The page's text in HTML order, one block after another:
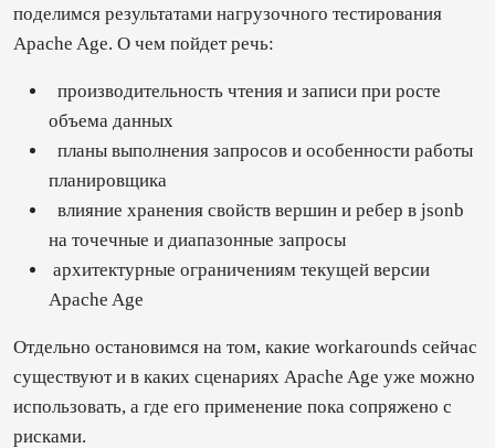
поделимся результатами нагрузочного тестирования
Apache Age. О чем пойдет речь:
производительность чтения и записи при росте
объема данных
планы выполнения запросов и особенности работы
планировщика
влияние хранения свойств вершин и ребер в jsonb
на точечные и диапазонные запросы
архитектурные ограничениям текущей версии
Apache Age
Отдельно остановимся на том, какие workarounds сейчас
существуют и в каких сценариях Apache Age уже можно
использовать, а где его применение пока сопряжено с
рисками.